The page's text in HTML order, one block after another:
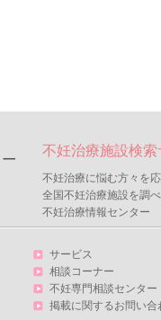
不妊治療施設検索
不妊治療に悩む方々を応
全国不妊治療施設を調
不妊治療情報センター
サービス
相談コーナー
不妊専門相談センター
掲載に関するお問い合